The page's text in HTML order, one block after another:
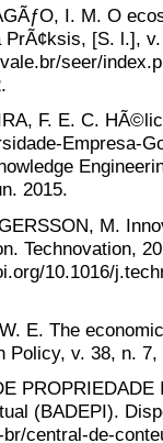
I. M. O
[S. l.],
seer/
F. E. C.
Empresa-
2015.
M.
Technovation,
10.1016/
E. The
Policy, v. 38, n. 7,
(BADEPI).
central-de-